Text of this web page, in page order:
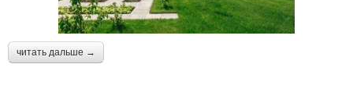
читать дальше →